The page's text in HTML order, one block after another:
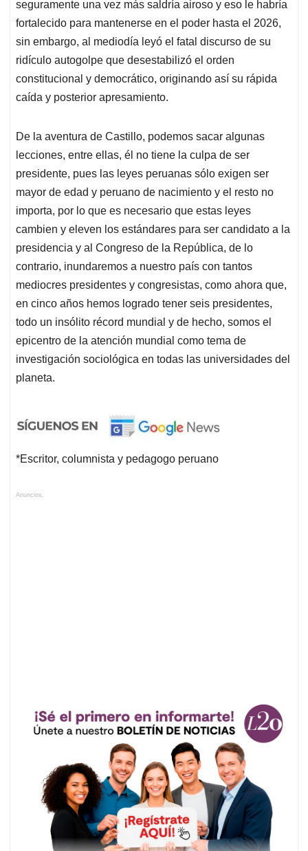
seguramente una vez más saldría airoso y eso le habría
fortalecido para mantenerse en el poder hasta el 2026,
sin embargo, al mediodía leyó el fatal discurso de su
ridículo autogolpe que desestabilizó el orden
constitucional y democrático, originando así su rápida
caída y posterior apresamiento.
De la aventura de Castillo, podemos sacar algunas
lecciones, entre ellas, él no tiene la culpa de ser
presidente, pues las leyes peruanas sólo exigen ser
mayor de edad y peruano de nacimiento y el resto no
importa, por lo que es necesario que estas leyes
cambien y eleven los estándares para ser candidato a la
presidencia y al Congreso de la República, de lo
contrario, inundaremos a nuestro país con tantos
mediocres presidentes y congresistas, como ahora que,
en cinco años hemos logrado tener seis presidentes,
todo un insólito récord mundial y de hecho, somos el
epicentro de la atención mundial como tema de
investigación sociológica en todas las universidades del
planeta.
*Escritor, columnista y pedagogo peruano
Anuncios.